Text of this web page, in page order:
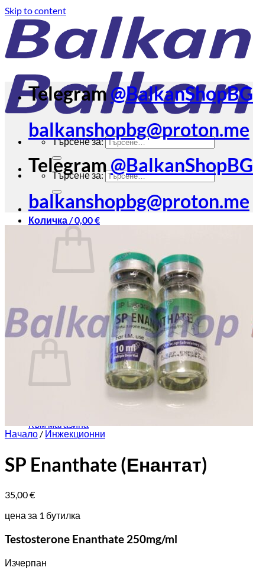
Skip to content
Търсене за:
Търсене за:
Количка /0,00€
Нямате артикули в количката.
Към магазина
Количка
Нямате артикули в количката.
Към магазина
Telegram@BalkanShopBG
balkanshopbg@proton.me
Telegram@BalkanShopBG
balkanshopbg@proton.me
Начало / Инжекционни
SP Enanthate (Енантат)
35,00€
цена за 1 бутилка
Testosterone Enanthate 250mg/ml
Изчерпан